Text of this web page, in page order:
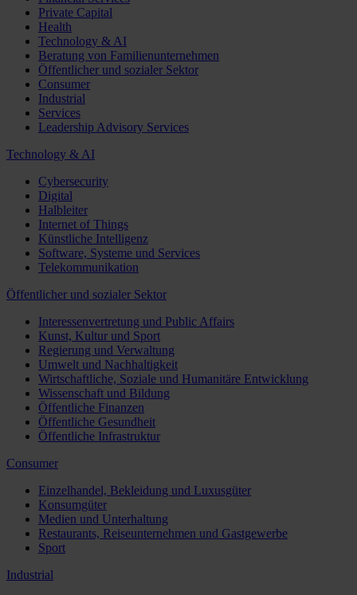
Private Capital
Health
Technology & AI
Beratung von Familienunternehmen
Öffentlicher und sozialer Sektor
Consumer
Industrial
Services
Leadership Advisory Services
Technology & AI
Cybersecurity
Digital
Halbleiter
Internet of Things
Künstliche Intelligenz
Software, Systeme und Services
Telekommunikation
Öffentlicher und sozialer Sektor
Interessenvertretung und Public Affairs
Kunst, Kultur und Sport
Regierung und Verwaltung
Umwelt und Nachhaltigkeit
Wirtschaftliche, Soziale und Humanitäre Entwicklung
Wissenschaft und Bildung
Öffentliche Finanzen
Öffentliche Gesundheit
Öffentliche Infrastruktur
Consumer
Einzelhandel, Bekleidung und Luxusgüter
Konsumgüter
Medien und Unterhaltung
Restaurants, Reiseunternehmen und Gastgewerbe
Sport
Industrial